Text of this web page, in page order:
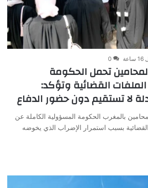
0
تحمل الحكومة
القضائية وتؤكد:
لا تستقيم دون حضور الدفاع
بالمغرب الحكومة المسؤولية الكاملة عن
بسبب استمرار الإضراب الذي يخوضه